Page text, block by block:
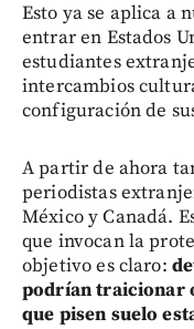
Esto ya se aplica a
entrar en Estados
estudiantes
intercambios
configuración de
A partir de ahora
periodistas
México y Canadá.
que invocan la
objetivo es claro:
podrían traicionar
que pisen suelo